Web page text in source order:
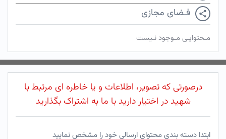
فـضای مجازی
مـحتوایـی مـوجود نـیست
درصورتی که تصویر، اطلاعات و یا خاطره ای مرتبط با
شهید در اختیار دارید با ما به اشتراک بگذارید
ابتدا دسته بندی محتوای ارسالی خود را مشخص نمایید